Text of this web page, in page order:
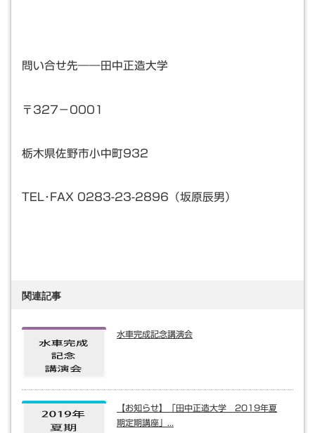
問い合せ先――田中正造大学
〒327－0001
栃木県佐野市小中町932
TEL･FAX 0283-23-2896（坂原辰男）
関連記事
水車完成記念講演会
【お知らせ】「田中正造大学 2019年夏
期定期講座」...